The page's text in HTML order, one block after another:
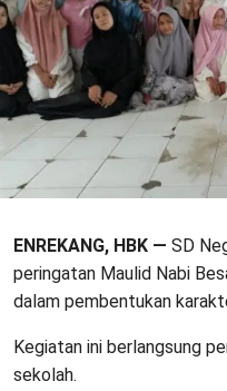
ENREKANG, HBK — SD
peringatan Maulid Nabi
dalam pembentukan
Kegiatan ini berlangsung
sekolah.